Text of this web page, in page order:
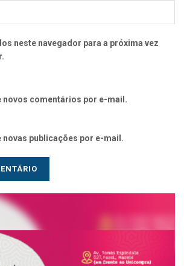
neste navegador para a próxima vez
novos comentários por e-mail.
novas publicações por e-mail.